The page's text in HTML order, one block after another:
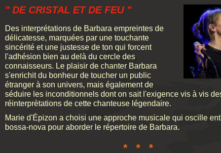
" DE CRISTAL ET DE FEU "
Des interprétations de Barbara empreintes de
délicatesse, marquées par une touchante
sincérité et une justesse de ton qui forcent
l'adhésion bien au delà du cercle des
connaisseurs. Le plaisir de chanter Barbara
s'enrichit du bonheur de toucher un public
étranger à son univers, mais également de
séduire les inconditionnels dont on sait l'exigence vis à vis
réinterprètations de cette chanteuse légendaire.
Marie d'Épizon a choisi une approche musicale qui oscille
bossa-nova pour aborder le répertoire de Barbara.
* * *